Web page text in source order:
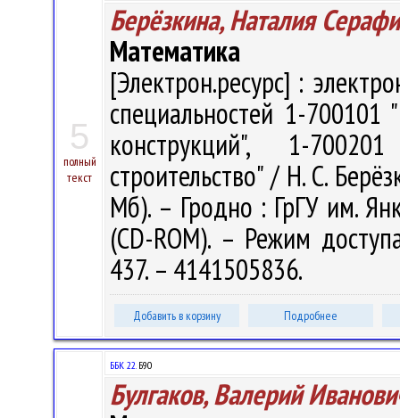
5
полный
текст
Берёзкина, Наталия
Математика
[Электрон.ресурс] :
специальностей 1-700101
конструкций", 1-
строительство" / Н. С.
Мб). – Гродно : ГрГУ им.
(CD-ROM). – Режим
437. – 4141505836.
Добавить в корзину Подробнее
ББК 22.Б90
Булгаков, Валерий